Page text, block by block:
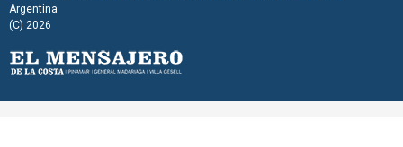
Argentina
(C) 2026